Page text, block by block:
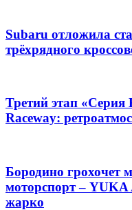
Subaru отложила
трёхрядного
Третий этап «Серия
Raceway:
Бородино грохочет
моторспорт –
жарко